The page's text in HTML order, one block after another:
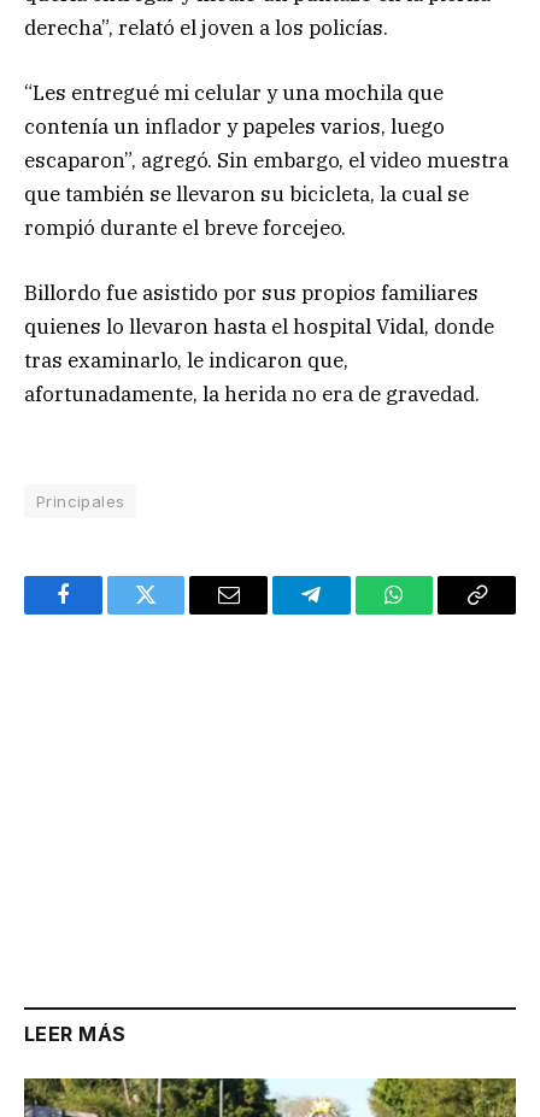
derecha”, relató el joven a los policías.
“Les entregué mi celular y una mochila que
contenía un inflador y papeles varios, luego
escaparon”, agregó. Sin embargo, el video muestra
que también se llevaron su bicicleta, la cual se
rompió durante el breve forcejeo.
Billordo fue asistido por sus propios familiares
quienes lo llevaron hasta el hospital Vidal, donde
tras examinarlo, le indicaron que,
afortunadamente, la herida no era de gravedad.
Principales
FacebookTwitter Email TelegramWhatsAppCopy
LEER MÁS